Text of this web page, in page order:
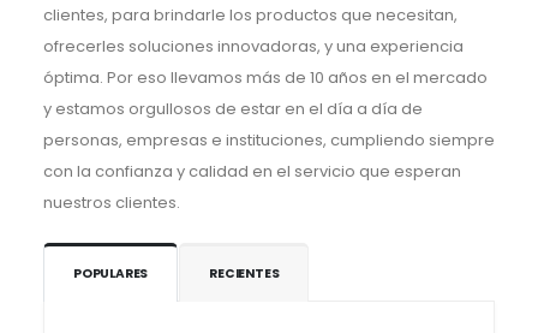
clientes, para brindarle los productos que necesitan,
ofrecerles soluciones innovadoras, y una experiencia
óptima. Por eso llevamos más de 10 años en el mercado
y estamos orgullosos de estar en el día a día de
personas, empresas e instituciones, cumpliendo siempre
con la confianza y calidad en el servicio que esperan
nuestros clientes.
POPULARES RECIENTES